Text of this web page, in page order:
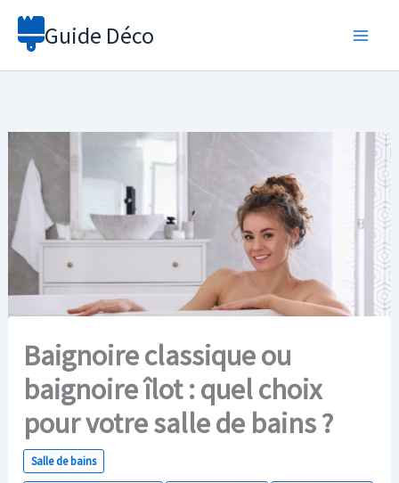
Aller
Guide Déco
Baignoire classique ou
baignoire îlot : quel choix
pour votre salle de bains ?
Salle de bains